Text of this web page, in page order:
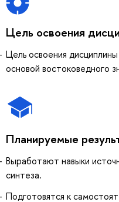
Цель освоения
Цель освоения
основой востоковедного
Планируемые
Выработают навыки
синтеза.
Подготовятся к